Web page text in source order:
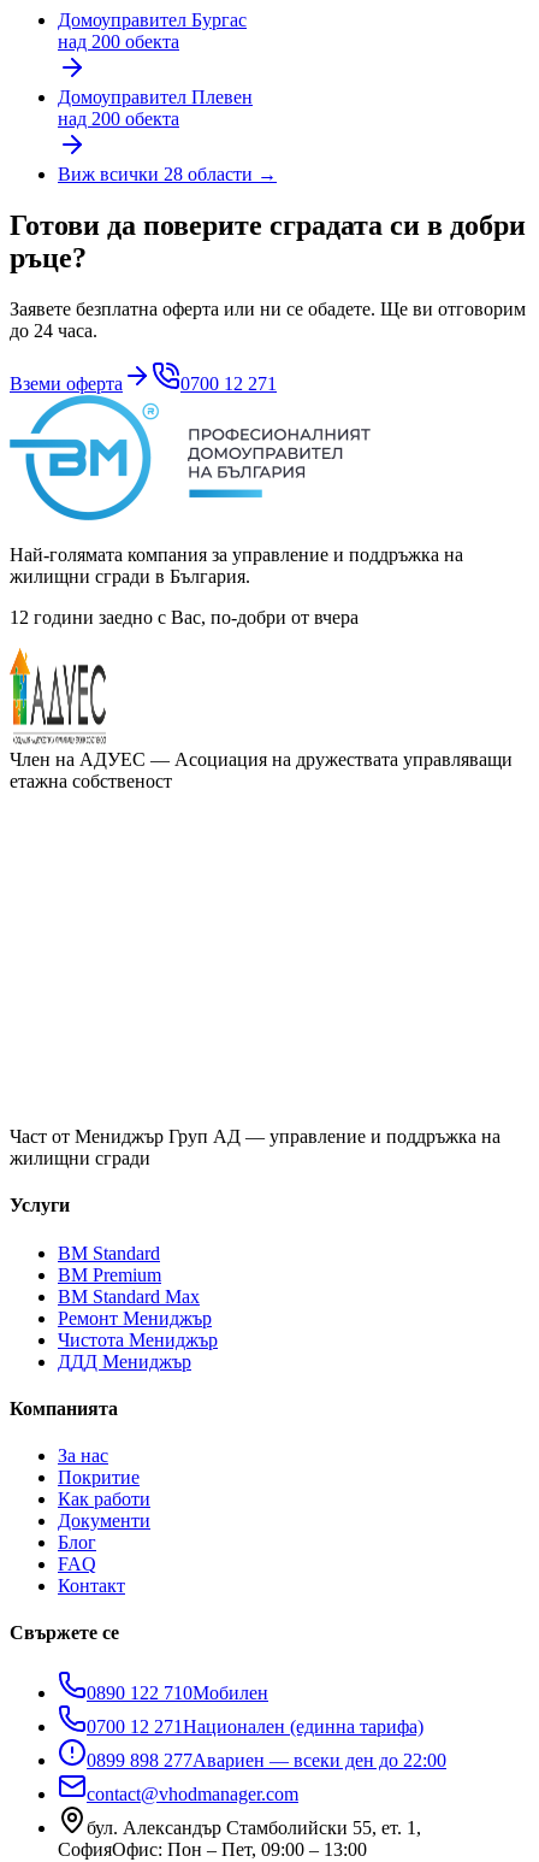
Домоуправител Бургас
над 200 обекта
Домоуправител Плевен
над 200 обекта
Виж всички 28 области →
Готови да поверите сградата си в добри
ръце?
Заявете безплатна оферта или ни се обадете. Ще ви отговорим
до 24 часа.
Вземи оферта 0700 12 271
Най-голямата компания за управление и поддръжка на
жилищни сгради в България.
12 години заедно с Вас, по-добри от вчера
Член на АДУЕС — Асоциация на дружествата управляващи
етажна собственост
Част от Мениджър Груп АД — управление и поддръжка на
жилищни сгради
Услуги
ВМ Standard
ВМ Premium
ВМ Standard Max
Ремонт Мениджър
Чистота Мениджър
ДДД Мениджър
Компанията
За нас
Покритие
Как работи
Документи
Блог
FAQ
Контакт
Свържете се
0890 122 710Мобилен
0700 12 271Национален (единна тарифа)
0899 898 277Авариен — всеки ден до 22:00
contact@vhodmanager.com
бул. Александър Стамболийски 55, ет. 1 ,
СофияОфис: Пон – Пет, 09:00 – 13:00